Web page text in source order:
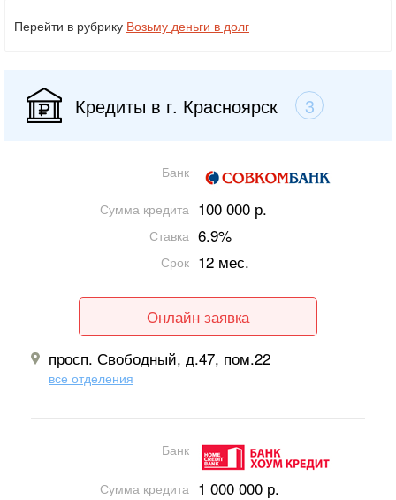
Перейти в рубрику Возьму деньги в долг
Кредиты в г. Красноярск 3
Банк
Сумма кредита 100 000 р.
Ставка 6.9%
Срок 12 мес.
Онлайн заявка
просп. Свободный, д.47, пом.22
все отделения
Банк
Сумма кредита 1 000 000 р.